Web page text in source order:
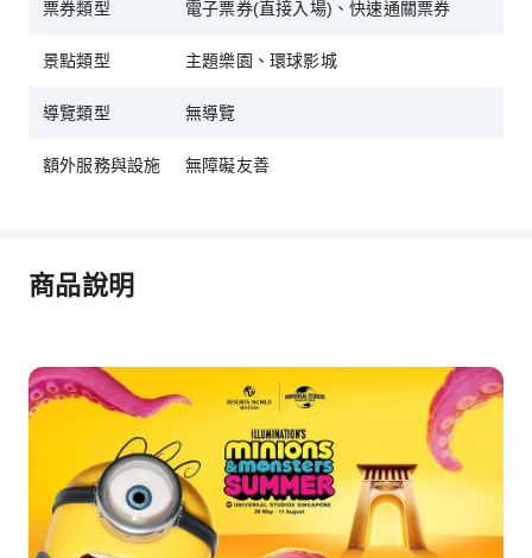
票券類型 電子票券(直接入場)、快速通關票券
景點類型 主題樂園、環球影城
導覽類型 無導覽
額外服務與設施 無障礙友善
商品說明